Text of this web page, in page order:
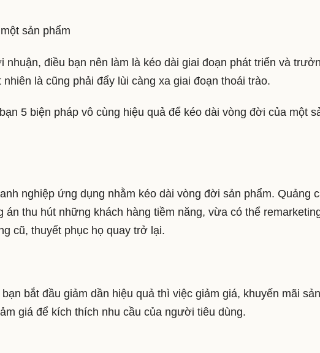
sản phẩm
điều bạn nên làm là kéo dài giai đoạn phát triển và
là cũng phải đẩy lùi càng xa giai đoạn thoái trào.
5 biện pháp vô cùng hiệu quả để kéo dài vòng đời của một
nghiệp ứng dụng nhằm kéo dài vòng đời sản phẩm. Quảng
thu hút những khách hàng tiềm năng, vừa có thể
cũ, thuyết phục họ quay trở lại.
bắt đầu giảm dần hiệu quả thì việc giảm giá, khuyến mãi sản
giá để kích thích nhu cầu của người tiêu dùng.